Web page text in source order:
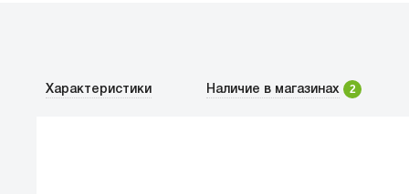
Характеристики Наличие в магазинах 2